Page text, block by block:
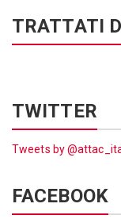
TRATTATI
TWITTER
Tweets by
FACEBOOK